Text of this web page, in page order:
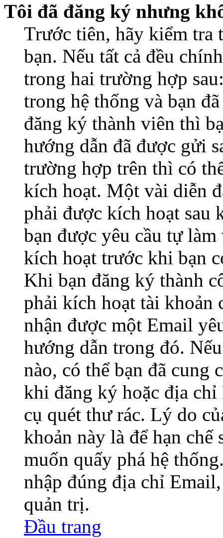
Tôi đã đăng ký nhưng
Trước tiên, hãy kiểm tra
bạn. Nếu tất cả đều
trong hai trường hợp
trong hệ thống và bạn
đăng ký thành viên thì
hướng dẫn đã được gửi
trường hợp trên thì có
kích hoạt. Một vài diễn
phải được kích hoạt sau
bạn được yêu cầu tự
kích hoạt trước khi bạn
Khi bạn đăng ký thành
phải kích hoạt tài khoản
nhận được một Email
hướng dẫn trong đó.
nào, có thể bạn đã cung
khi đăng ký hoặc địa
cụ quét thư rác. Lý do
khoản này là để hạn
muốn quấy phá hệ
nhập đúng địa chỉ
quản trị.
Đầu trang